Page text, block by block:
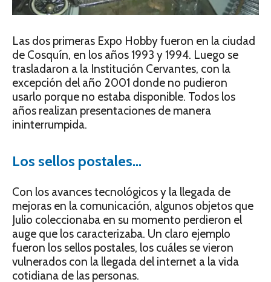
Las dos primeras Expo Hobby fueron en la ciudad
de Cosquín, en los años 1993 y 1994. Luego se
trasladaron a la Institución Cervantes, con la
excepción del año 2001 donde no pudieron
usarlo porque no estaba disponible. Todos los
años realizan presentaciones de manera
ininterrumpida.
Los sellos postales…
Con los avances tecnológicos y la llegada de
mejoras en la comunicación, algunos objetos que
Julio coleccionaba en su momento perdieron el
auge que los caracterizaba. Un claro ejemplo
fueron los sellos postales, los cuáles se vieron
vulnerados con la llegada del internet a la vida
cotidiana de las personas.